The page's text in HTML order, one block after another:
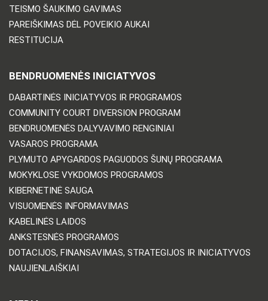
TEISMO ŠAUKIMO GAVIMAS
PAREIŠKIMAS DĖL POVEIKIO AUKAI
RESTITUCIJA
BENDRUOMENĖS INICIATYVOS
DABARTINĖS INICIATYVOS IR PROGRAMOS
COMMUNITY COURT DIVERSION PROGRAM
BENDRUOMENĖS DALYVAVIMO RENGINIAI
VASAROS PROGRAMA
PLYMUTO APYGARDOS PAGUODOS ŠUNŲ PROGRAMA
MOKYKLOSE VYKDOMOS PROGRAMOS
KIBERNETINĖ SAUGA
VISUOMENĖS INFORMAVIMAS
KABELINĖS LAIDOS
ANKSTESNĖS PROGRAMOS
DOTACIJOS, FINANSAVIMAS, STRATEGIJOS IR INICIATYVOS
NAUJIENLAIŠKIAI